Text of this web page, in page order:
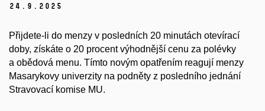
24. 9. 2025
Přijdete-li do menzy v posledních 20 minutách otevírací
doby, získáte o 20 procent výhodnější cenu za polévky
a obědová menu. Tímto novým opatřením reagují menzy
Masarykovy univerzity na podněty z posledního jednání
Stravovací komise MU.